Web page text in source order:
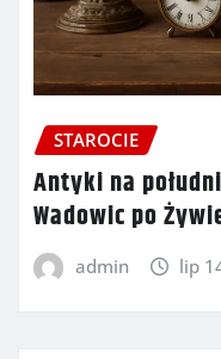
STAROCIE
Antyki na
Wadowic po
admin lip